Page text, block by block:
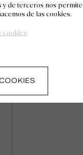
y de terceros nos
de las cookies.
cookies